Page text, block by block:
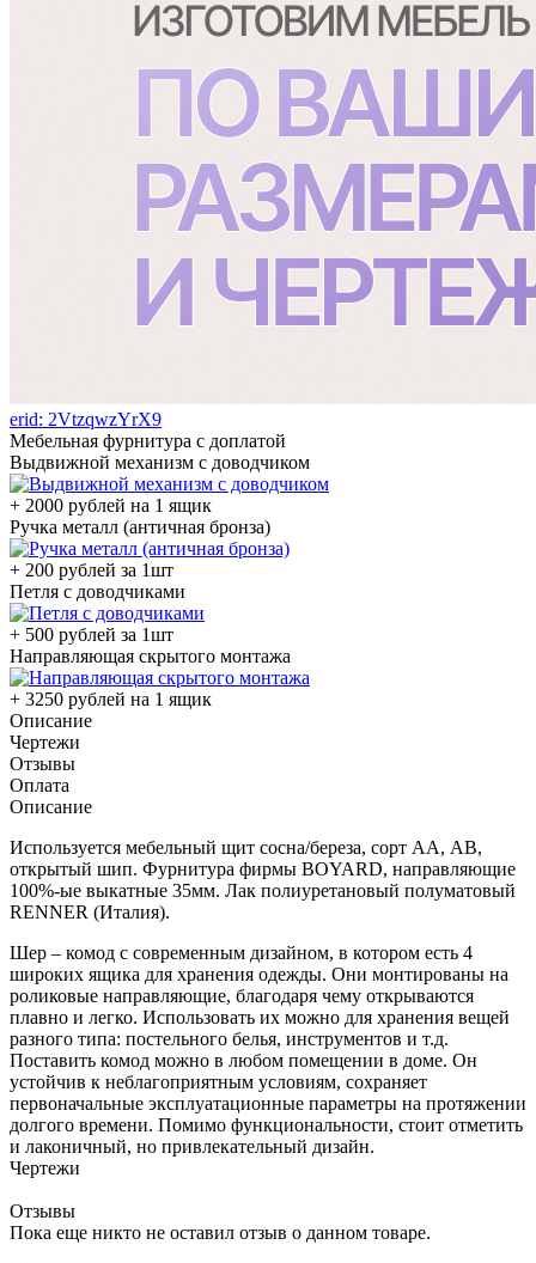
erid: 2VtzqwzYrX9
Мебельная фурнитура с доплатой
Выдвижной механизм с доводчиком
+ 2000 рублей на 1 ящик
Ручка металл (античная бронза)
+ 200 рублей за 1шт
Петля с доводчиками
+ 500 рублей за 1шт
Направляющая скрытого монтажа
+ 3250 рублей на 1 ящик
Описание
Чертежи
Отзывы
Оплата
Описание
Используется мебельный щит сосна/береза, сорт АА, АВ,
открытый шип. Фурнитура фирмы BOYARD, направляющие
100%-ые выкатные 35мм. Лак полиуретановый полуматовый
RENNER (Италия).
Шер – комод с современным дизайном, в котором есть 4
широких ящика для хранения одежды. Они монтированы на
роликовые направляющие, благодаря чему открываются
плавно и легко. Использовать их можно для хранения вещей
разного типа: постельного белья, инструментов и т.д.
Поставить комод можно в любом помещении в доме. Он
устойчив к неблагоприятным условиям, сохраняет
первоначальные эксплуатационные параметры на протяжении
долгого времени. Помимо функциональности, стоит отметить
и лаконичный, но привлекательный дизайн.
Чертежи
Отзывы
Пока еще никто не оставил отзыв о данном товаре.